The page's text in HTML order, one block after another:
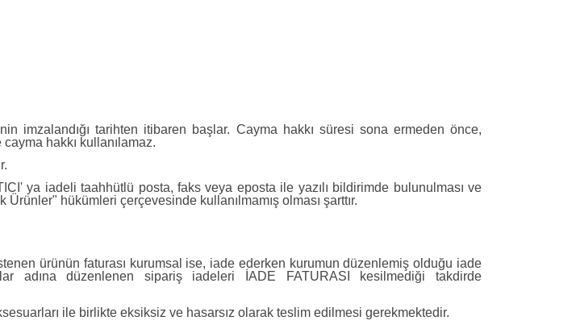
imzalandığı tarihten itibaren başlar. Cayma hakkı süresi sona ermeden önce,
hakkı kullanılamaz.
ya iadeli taahhütlü posta, faks veya eposta ile yazılı bildirimde bulunulması ve
hükümleri çerçevesinde kullanılmamış olması şarttır.
ürünün faturası kurumsal ise, iade ederken kurumun düzenlemiş olduğu iade
adına düzenlenen sipariş iadeleri İADE FATURASI kesilmediği takdirde
ile birlikte eksiksiz ve hasarsız olarak teslim edilmesi gerekmektedir.